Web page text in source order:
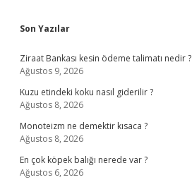
Sidebar
Son Yazılar
Ziraat Bankası kesin ödeme talimatı nedir ?
Ağustos 9, 2026
Kuzu etindeki koku nasıl giderilir ?
Ağustos 8, 2026
Monoteizm ne demektir kısaca ?
Ağustos 8, 2026
En çok köpek balığı nerede var ?
Ağustos 6, 2026